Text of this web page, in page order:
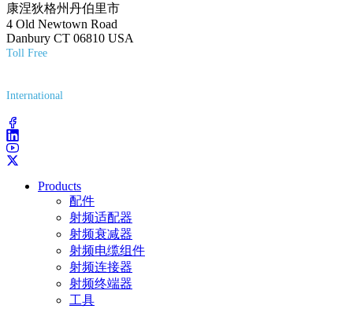
康涅狄格州丹伯里市
4 Old Newtown Road
Danbury CT 06810 USA
Toll Free
International
Products
配件
射频适配器
射频衰减器
射频电缆组件
射频连接器
射频终端器
工具